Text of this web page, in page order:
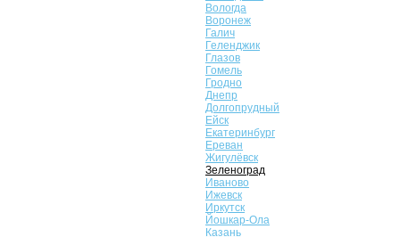
Вологда
Воронеж
Галич
Геленджик
Глазов
Гомель
Гродно
Днепр
Долгопрудный
Ейск
Екатеринбург
Ереван
Жигулёвск
Зеленоград
Иваново
Ижевск
Иркутск
Йошкар-Ола
Казань